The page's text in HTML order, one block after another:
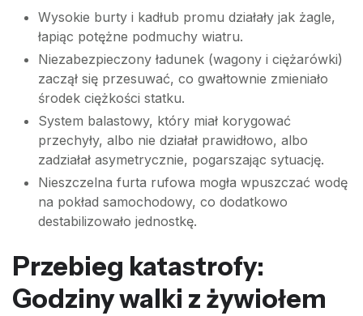
Wysokie burty i kadłub promu działały jak żagle,
łapiąc potężne podmuchy wiatru.
Niezabezpieczony ładunek (wagony i ciężarówki)
zaczął się przesuwać, co gwałtownie zmieniało
środek ciężkości statku.
System balastowy, który miał korygować
przechyły, albo nie działał prawidłowo, albo
zadziałał asymetrycznie, pogarszając sytuację.
Nieszczelna furta rufowa mogła wpuszczać wodę
na pokład samochodowy, co dodatkowo
destabilizowało jednostkę.
Przebieg katastrofy:
Godziny walki z żywiołem